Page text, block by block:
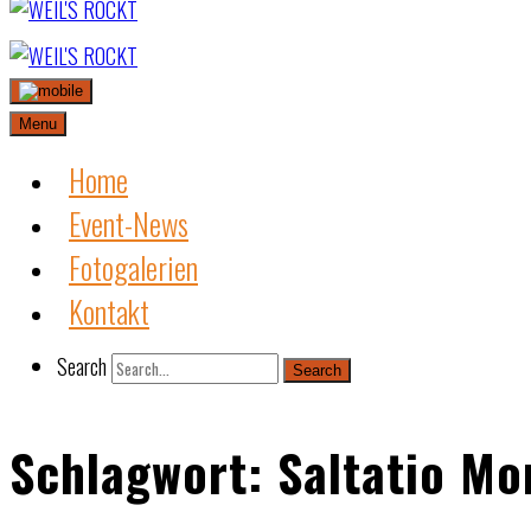
Skip
to
content
Menu
Home
Event-News
Fotogalerien
Kontakt
Search Search
Schlagwort: Saltatio